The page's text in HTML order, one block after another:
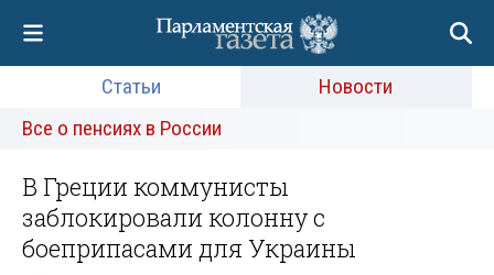
Статьи
Новости
Все о пенсиях в России
В Греции коммунисты
заблокировали колонну с
боеприпасами для Украины